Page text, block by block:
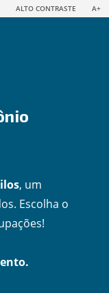
ALTO CONTRASTE A+
, um
Escolha o